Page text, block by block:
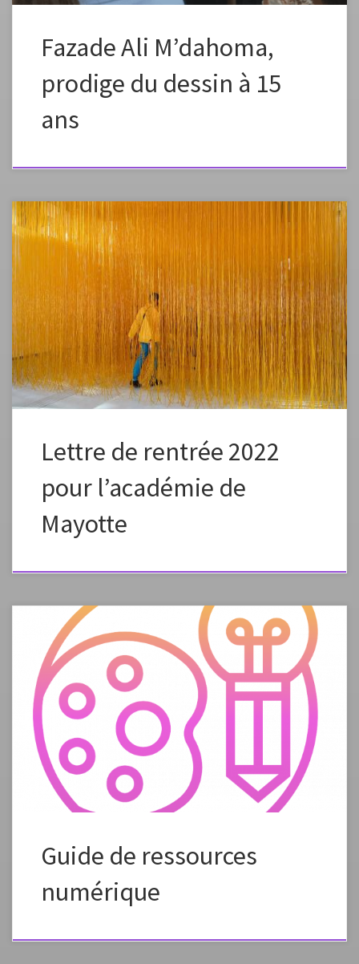
Fazade Ali M’dahoma,
prodige du dessin à 15
ans
Veuillez trouver en lien la lettre de rentrée 2022 de l’IA-IPR en arts
plastiques pour l’Académie de Mayotte.
https://view.genial.ly/631c31ba9a3d0a0019ae5078/presentation-lettre-
de-rentree-arts-plastiques-22-mayotte-2
Lettre de rentrée 2022
pour l’académie de
Mayotte
Ce document centralise les ressources institutionnelles importantes, les
informations et les documents produits par l’interlocuteur au
numérique de Mayotte pour l’enseignement des arts plastiques au
cours de ces deux dernières années.
Guide de ressources
numérique